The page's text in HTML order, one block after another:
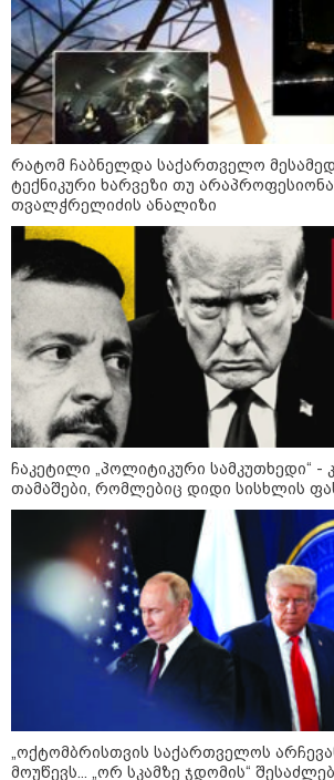
რატომ
მესამედ:
ხარვეზი თუ
სანდრო
ჩაკეტილი
სამკუთხედი“ -
თამაშები,
სისხლის ფასად
არჩევანის
„ორ სკამზე
შესაძლებლობა
დასრულდეს“ -
მირიანაშვილის
ჯარისკაცი,
იბრძოდა,
დამთავრების
მეცნიერება
რატომ ჩაბნელდა საქართველო
ტექნიკური ხარვეზი თუ
თვალჭრელიძის ანალიზი
ჩაკეტილი „პოლიტიკური სამკუთხედი“
თამაშები, რომლებიც დიდი სისხლის
„ოქტომბრისთვის საქართველოს
მოუწევს... „ორ სკამზე ჯდომის“